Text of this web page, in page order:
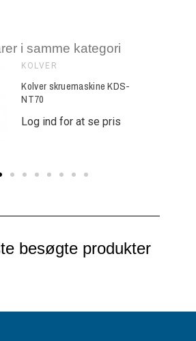
i samme kategori
KOLVER
Kolver skruemaskine KDS-
NT70
Log ind for at se pris
besøgte produkter